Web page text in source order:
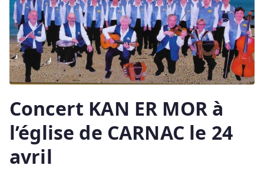
Concert KAN ER MOR à
l’église de CARNAC le 24
avril